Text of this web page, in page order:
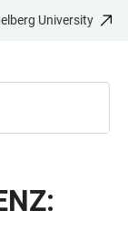
University